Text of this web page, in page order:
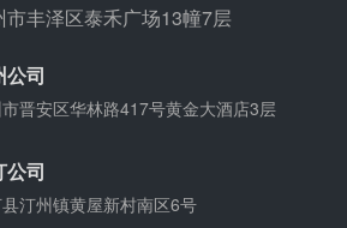
市丰泽区泰禾广场13幢7层
公司
晋安区华林路417号黄金大酒店3层
公司
汀州镇黄屋新村南区6号